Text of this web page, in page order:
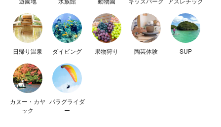
日帰り温泉 ダイビング 果物狩り 陶芸体験 SUP
カヌー・カヤ
ック
パラグライダ
ー